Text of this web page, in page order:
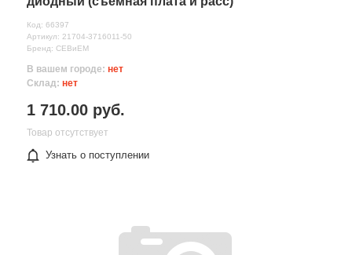
Код: 66397
Артикул: 21704-3716011-50
Бренд: СЕВиЕМ
В вашем городе: нет
Склад: нет
1 710.00 руб.
Товар отсутствует
Узнать о поступлении